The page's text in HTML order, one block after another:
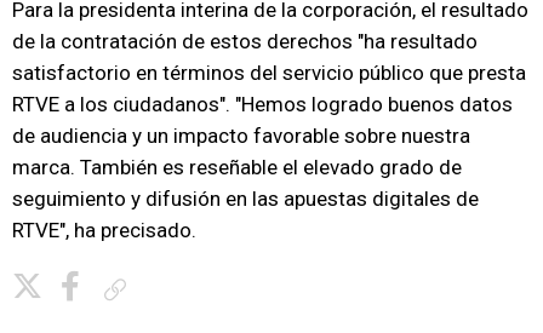
Para la presidenta interina de la corporación, el resultado
de la contratación de estos derechos "ha resultado
satisfactorio en términos del servicio público que presta
RTVE a los ciudadanos". "Hemos logrado buenos datos
de audiencia y un impacto favorable sobre nuestra
marca. También es reseñable el elevado grado de
seguimiento y difusión en las apuestas digitales de
RTVE", ha precisado.